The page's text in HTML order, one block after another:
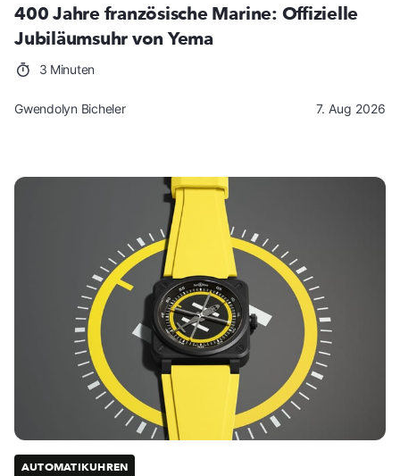
400 Jahre französische Marine: Offizielle
Jubiläumsuhr von Yema
3 Minuten
Gwendolyn Bicheler 7. Aug 2026
AUTOMATIKUHREN